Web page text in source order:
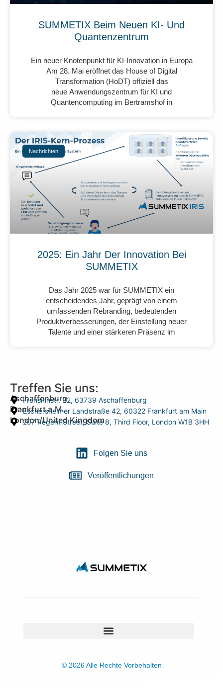
SUMMETIX Beim Neuen KI- Und
Quantenzentrum
Ein neuer Knotenpunkt für KI-Innovation in Europa
Am 28. Mai eröffnet das House of Digital
Transformation (HoDT) offiziell das
neue Anwendungszentrum für KI und
Quantencomputing im Bertramshof in
Nachrichten
2025: Ein Jahr Der Innovation Bei
SUMMETIX
Das Jahr 2025 war für SUMMETIX ein
entscheidendes Jahr, geprägt von einem
umfassenden Rebranding, bedeutenden
Produktverbesserungen, der Einstellung neuer
Talente und einer stärkeren Präsenz im
Treffen Sie uns:
Aschaffenburg
Frohsinnstr. 32, 63739 Aschaffenburg
Frankfurt a.M.
Eschersheimer Landstraße 42, 60322 Frankfurt am Main
London/United Kingdom
207 Regent Street, Suite 8, Third Floor, London W1B 3HH
Folgen Sie uns
Veröffentlichungen
© 2026 Alle Rechte Vorbehalten